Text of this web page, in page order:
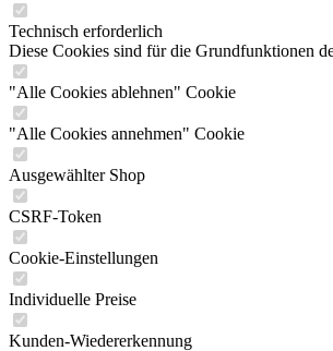
Technisch erforderlich
Diese Cookies sind für die Grundfunktionen
"Alle Cookies ablehnen" Cookie
"Alle Cookies annehmen" Cookie
Ausgewählter Shop
CSRF-Token
Cookie-Einstellungen
Individuelle Preise
Kunden-Wiedererkennung